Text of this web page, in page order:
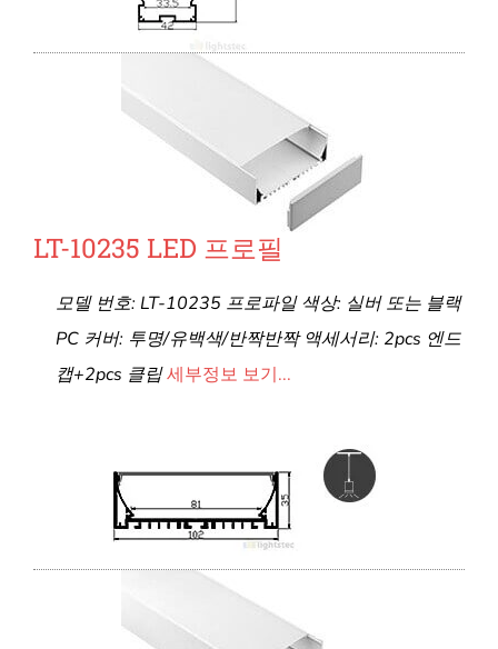
LT-10235 LED 프로필
모델 번호: LT-10235 프로파일 색상: 실버 또는 블랙
PC 커버: 투명/유백색/반짝반짝 액세서리: 2pcs 엔드
캡+2pcs 클립세부정보 보기...